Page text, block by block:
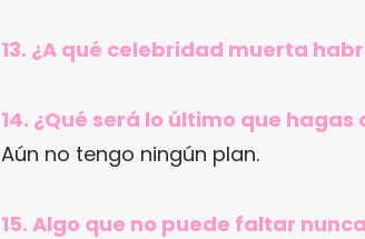
13. ¿A qué celebridad muerta
14. ¿Qué será lo último que
Aún no tengo ningún plan.
15. Algo que no puede faltar